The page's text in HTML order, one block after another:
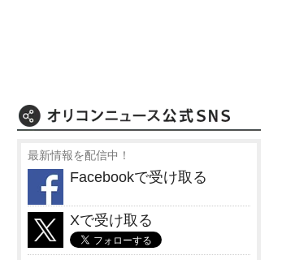
最新情報を配信中！
Facebookで受け取る
Xで受け取る